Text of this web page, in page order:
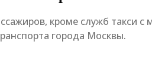
кроме служб такси
города Москвы.